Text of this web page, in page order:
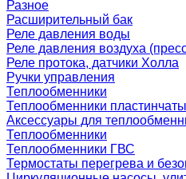
Разное
Расширительный бак
Реле давления воды
Реле давления воздуха
Реле протока, датчики Холла
Ручки управления
Теплообменники
Теплообменники
Аксессуары для
Теплообменники
Теплообменники ГВС
Термостаты перегрева и